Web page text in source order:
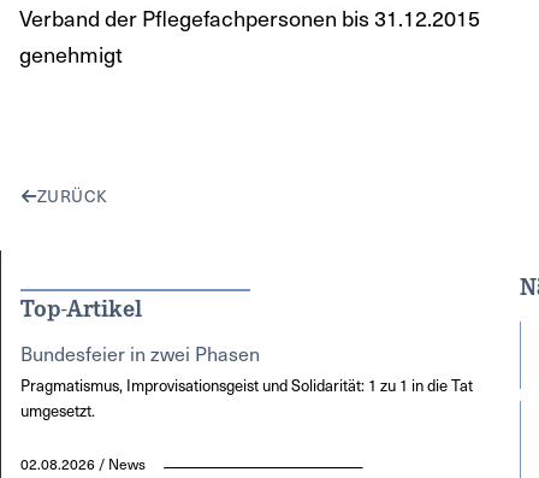
Verband der Pflegefachpersonen bis 31.12.2015
genehmigt
ZURÜCK
Top-Artikel
Bundesfeier in zwei Phasen
Pragmatismus, Improvisationsgeist und Solidarität: 1 zu 1 in die Tat
umgesetzt.
02.08.2026 / News